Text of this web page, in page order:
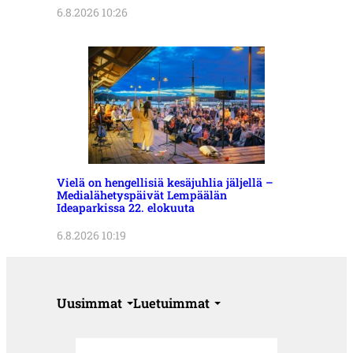
6.8.2026 10:26
Vielä on hengellisiä kesäjuhlia jäljellä –
Medialähetyspäivät Lempäälän
Ideaparkissa 22. elokuuta
6.8.2026 10:19
Uusimmat Luetuimmat